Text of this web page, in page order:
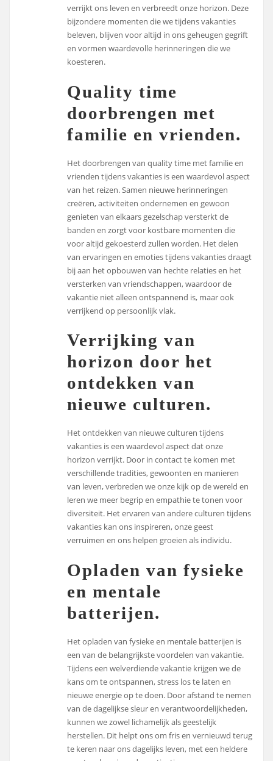
verrijkt ons leven en verbreedt onze horizon. Deze
bijzondere momenten die we tijdens vakanties
beleven, blijven voor altijd in ons geheugen gegrift
en vormen waardevolle herinneringen die we
koesteren.
Quality time
doorbrengen met
familie en vrienden.
Het doorbrengen van quality time met familie en
vrienden tijdens vakanties is een waardevol aspect
van het reizen. Samen nieuwe herinneringen
creëren, activiteiten ondernemen en gewoon
genieten van elkaars gezelschap versterkt de
banden en zorgt voor kostbare momenten die
voor altijd gekoesterd zullen worden. Het delen
van ervaringen en emoties tijdens vakanties draagt
bij aan het opbouwen van hechte relaties en het
versterken van vriendschappen, waardoor de
vakantie niet alleen ontspannend is, maar ook
verrijkend op persoonlijk vlak.
Verrijking van
horizon door het
ontdekken van
nieuwe culturen.
Het ontdekken van nieuwe culturen tijdens
vakanties is een waardevol aspect dat onze
horizon verrijkt. Door in contact te komen met
verschillende tradities, gewoonten en manieren
van leven, verbreden we onze kijk op de wereld en
leren we meer begrip en empathie te tonen voor
diversiteit. Het ervaren van andere culturen tijdens
vakanties kan ons inspireren, onze geest
verruimen en ons helpen groeien als individu.
Opladen van fysieke
en mentale
batterijen.
Het opladen van fysieke en mentale batterijen is
een van de belangrijkste voordelen van vakantie.
Tijdens een welverdiende vakantie krijgen we de
kans om te ontspannen, stress los te laten en
nieuwe energie op te doen. Door afstand te nemen
van de dagelijkse sleur en verantwoordelijkheden,
kunnen we zowel lichamelijk als geestelijk
herstellen. Dit helpt ons om fris en vernieuwd terug
te keren naar ons dagelijks leven, met een heldere